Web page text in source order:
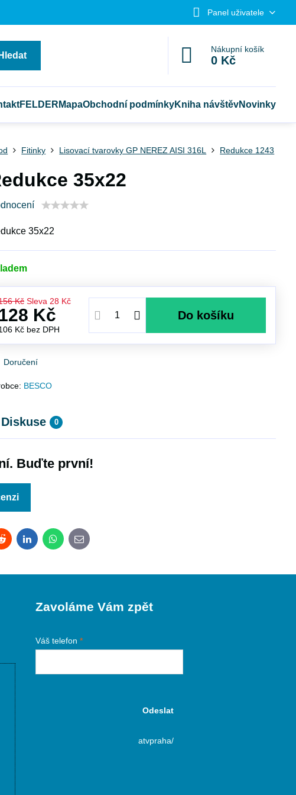
Panel uživatele
Hledat
Nákupní košík
0 Kč
FELDER MapaObchodní podmínkyKniha návštěvNovinky
Fitinky Lisovací tvarovky GP NEREZ AISI 316L Redukce 1243
35x22
35x22
Kč Sleva 28 Kč
Kč
Kč bez DPH
Do košíku
Doručení
BESCO
Diskuse 0
Buďte první!
RedditLinkedInWhatsApp
E-
mail
Zavoláme Vám zpět
Váš telefon*
Odeslat
atvpraha/